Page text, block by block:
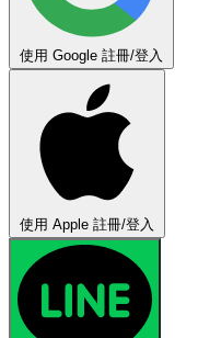
使用 Google 註冊/登入
使用 Apple 註冊/登入